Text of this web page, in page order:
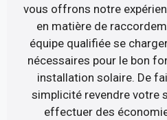
vous offrons notre
en matière de
équipe qualifiée se
nécessaires pour le bon
installation solaire. De
simplicité revendre votre
effectuer des